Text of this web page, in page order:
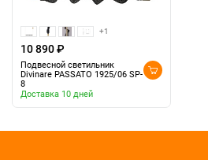
+1
10 890 ₽
Подвесной светильник
Divinare PASSATO 1925/06 SP-
8
Доставка 10 дней